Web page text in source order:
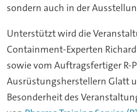
sondern auch in der
Unterstützt wird die
Containment-Experten
sowie vom Auftragsfertiger R-
Ausrüstungsherstellern Glatt
Besonderheit des